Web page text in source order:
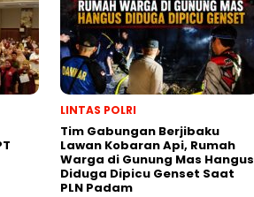
LINTAS POLRI
Tim Gabungan Berjibaku
Lawan Kobaran Api, Rumah
Warga di Gunung Mas Hangus
Diduga Dipicu Genset Saat
PLN Padam